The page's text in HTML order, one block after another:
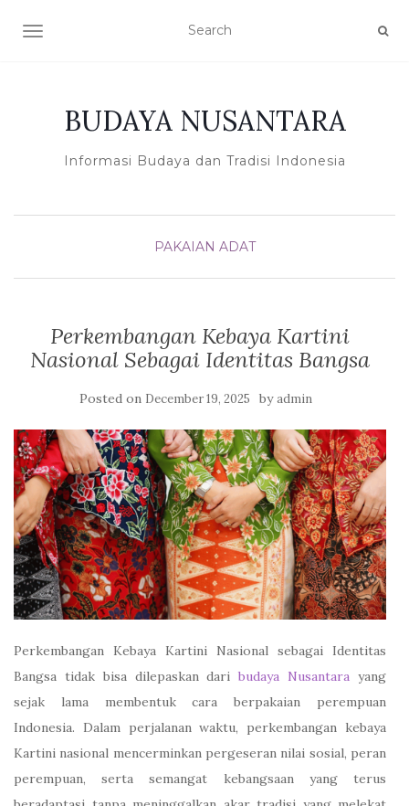
TOGGLE NAVIGATION
BUDAYA NUSANTARA
Informasi Budaya dan Tradisi Indonesia
PAKAIAN ADAT
Perkembangan Kebaya Kartini
Nasional Sebagai Identitas Bangsa
Posted on December 19, 2025 byadmin
Perkembangan Kebaya Kartini Nasional sebagai Identitas
Bangsa tidak bisa dilepaskan daribudaya Nusantara yang
sejak lama membentuk cara berpakaian perempuan
Indonesia. Dalam perjalanan waktu, perkembangan kebaya
Kartini nasional mencerminkan pergeseran nilai sosial, peran
perempuan, serta semangat kebangsaan yang terus